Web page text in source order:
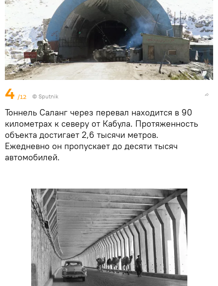
4 /12 © Sputnik
Тоннель Саланг через перевал находится в 90
километрах к северу от Кабула. Протяженность
объекта достигает 2,6 тысячи метров.
Ежедневно он пропускает до десяти тысяч
автомобилей.